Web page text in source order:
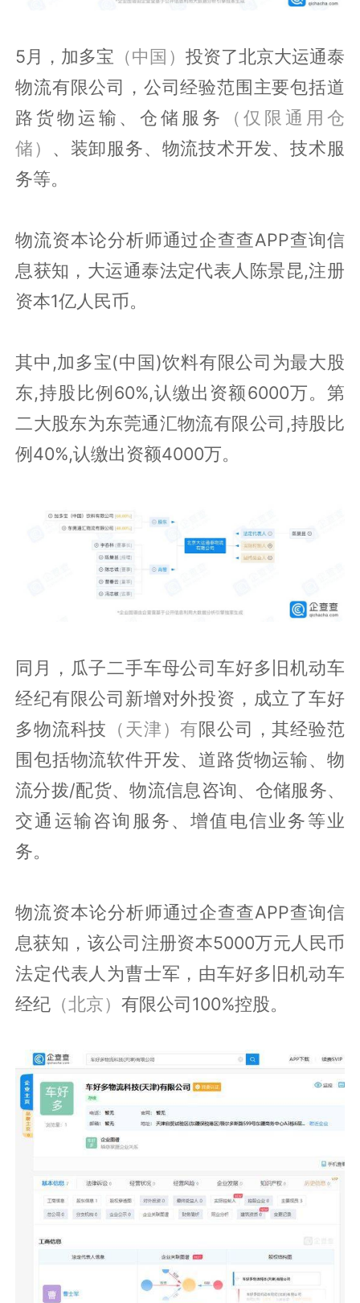
5月，加多宝 （中国） 投资了北京大运通泰
物流有限公司，公司经验范围主要包括道
路货物运输、仓储服务
（仅限通用仓
储） 、装卸服务、物流技术开发、技术服
务等。
物流资本论分析师通过企查查APP查询信
息获知，大运通泰法定代表人陈景昆,注册
资本1亿人民币。
其中,加多宝(中国)饮料有限公司为最大股
东,持股比例60%,认缴出资额6000万。第
二大股东为东莞通汇物流有限公司,持股比
例40%,认缴出资额4000万。
同月，瓜子二手车母公司车好多旧机动车
经纪有限公司新增对外投资，成立了车好
多物流科技 （天津）有限公司，其经验范
围包括物流软件开发、道路货物运输、物
流分拨/配货、物流信息咨询、仓储服务、
交通运输咨询服务、增值电信业务等业
务。
物流资本论分析师通过企查查APP查询信
息获知，该公司注册资本5000万元人民币
法定代表人为曹士军，由车好多旧机动车
经纪 （北京）有限公司100%控股。